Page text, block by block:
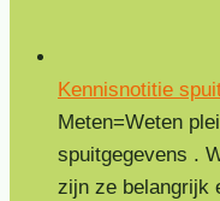
Kennisnotitie
Meten=Weten
spuitgegevens .
zijn ze belangrijk